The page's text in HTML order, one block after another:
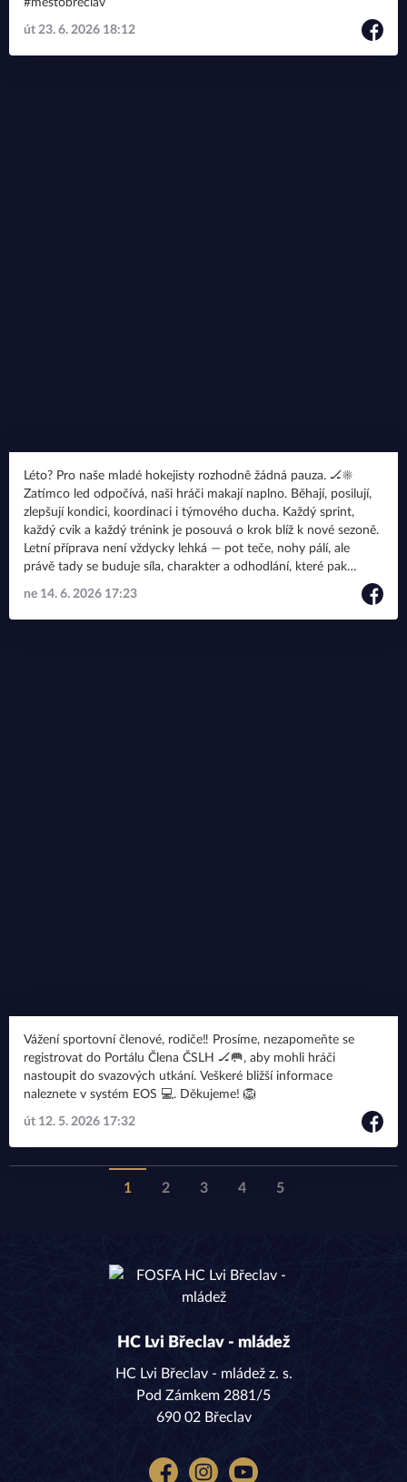
#mestobreclav
út 23. 6. 2026 18:12
Léto? Pro naše mladé hokejisty rozhodně žádná pauza. 🏒☀️
Zatímco led odpočívá, naši hráči makají naplno. Běhají, posilují,
zlepšují kondici, koordinaci i týmového ducha. Každý sprint,
každý cvik a každý trénink je posouvá o krok blíž k nové sezoně.
Letní příprava není vždycky lehká — pot teče, nohy pálí, ale
právě tady se buduje síla, charakter a odhodlání, které pak
rozhoduje na ledě. A když do toho děti dávají energii, úsměv i
atmosféru. 💪🔥 Jsme hrdí na to, jak naši mladí hráči dřou. Jen
ne 14. 6. 2026 17:23
Vážení sportovní členové, rodiče‼️ Prosíme, nezapomeňte se
registrovat do Portálu Člena ČSLH 🏒🥅, aby mohli hráči
nastoupit do svazových utkání. Veškeré bližší informace
naleznete v systém EOS 💻. Děkujeme! 🦁
út 12. 5. 2026 17:32
1 2 3 4 5
HC Lvi Břeclav - mládež
HC Lvi Břeclav - mládež z. s.
Pod Zámkem 2881/5
690 02 Břeclav